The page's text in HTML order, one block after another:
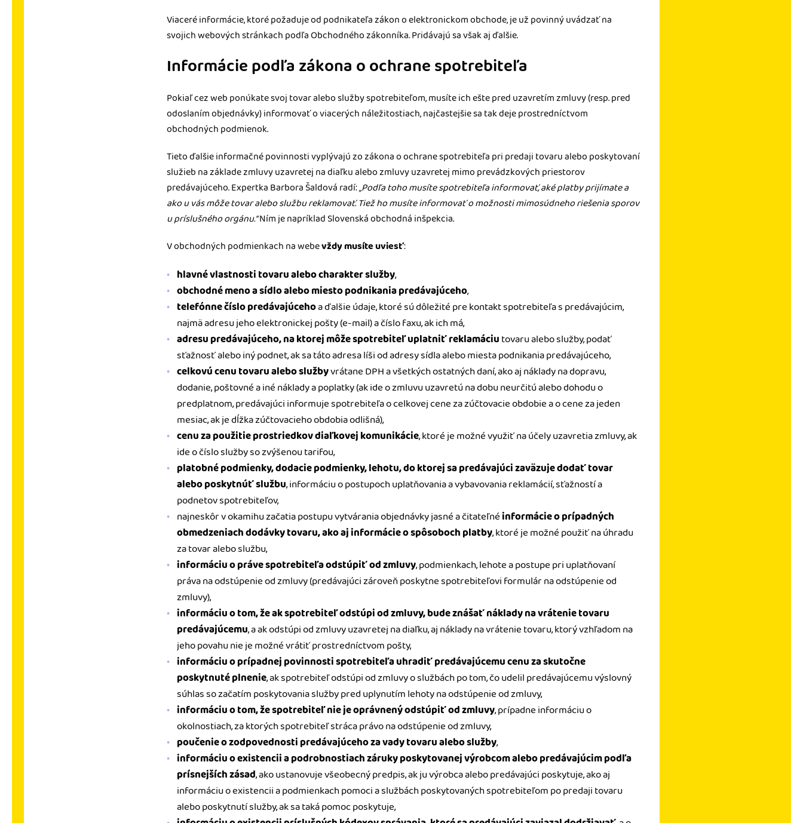
Viaceré informácie, ktoré požaduje od podnikateľa zákon o elektronickom obchode, je už povinný uvádzať na
svojich webových stránkach podľa Obchodného zákonníka. Pridávajú sa však aj ďalšie.
Informácie podľa zákona o ochrane spotrebiteľa
Pokiaľ cez web ponúkate svoj tovar alebo služby spotrebiteľom, musíte ich ešte pred uzavretím zmluvy (resp. pred
odoslaním objednávky) informovať o viacerých náležitostiach, najčastejšie sa tak deje prostredníctvom
obchodných podmienok.
Tieto ďalšie informačné povinnosti vyplývajú zo zákona o ochrane spotrebiteľa pri predaji tovaru alebo poskytovaní
služieb na základe zmluvy uzavretej na diaľku alebo zmluvy uzavretej mimo prevádzkových priestorov
predávajúceho. Expertka Barbora Šaldová radí:„Podľa toho musíte spotrebiteľa informovať, aké platby prijímate a
ako u vás môže tovar alebo službu reklamovať. Tiež ho musíte informovať o možnosti mimosúdneho riešenia sporov
u príslušného orgánu.“Ním je napríklad Slovenská obchodná inšpekcia.
V obchodných podmienkach na webevždy musíte uviesť:
hlavné vlastnosti tovaru alebo charakter služby,
obchodné meno a sídlo alebo miesto podnikania predávajúceho,
telefónne číslo predávajúcehoa ďalšie údaje, ktoré sú dôležité pre kontakt spotrebiteľa s predávajúcim,
najmä adresu jeho elektronickej pošty (e-mail) a číslo faxu, ak ich má,
adresu predávajúceho, na ktorej môže spotrebiteľ uplatniť reklamáciutovaru alebo služby, podať
sťažnosť alebo iný podnet, ak sa táto adresa líši od adresy sídla alebo miesta podnikania predávajúceho,
celkovú cenu tovaru alebo službyvrátane DPH a všetkých ostatných daní, ako aj náklady na dopravu,
dodanie, poštovné a iné náklady a poplatky (ak ide o zmluvu uzavretú na dobu neurčitú alebo dohodu o
predplatnom, predávajúci informuje spotrebiteľa o celkovej cene za zúčtovacie obdobie a o cene za jeden
mesiac, ak je dĺžka zúčtovacieho obdobia odlišná),
cenu za použitie prostriedkov diaľkovej komunikácie, ktoré je možné využiť na účely uzavretia zmluvy, ak
ide o číslo služby so zvýšenou tarifou,
platobné podmienky, dodacie podmienky, lehotu, do ktorej sa predávajúci zaväzuje dodať tovar
alebo poskytnúť službu, informáciu o postupoch uplatňovania a vybavovania reklamácií, sťažností a
podnetov spotrebiteľov,
najneskôr v okamihu začatia postupu vytvárania objednávky jasné a čitateľnéinformácie o prípadných
obmedzeniach dodávky tovaru, ako aj informácie o spôsoboch platby, ktoré je možné použiť na úhradu
za tovar alebo službu,
informáciu o práve spotrebiteľa odstúpiť od zmluvy, podmienkach, lehote a postupe pri uplatňovaní
práva na odstúpenie od zmluvy (predávajúci zároveň poskytne spotrebiteľovi formulár na odstúpenie od
zmluvy),
informáciu o tom, že ak spotrebiteľ odstúpi od zmluvy, bude znášať náklady na vrátenie tovaru
predávajúcemu, a ak odstúpi od zmluvy uzavretej na diaľku, aj náklady na vrátenie tovaru, ktorý vzhľadom na
jeho povahu nie je možné vrátiť prostredníctvom pošty,
informáciu o prípadnej povinnosti spotrebiteľa uhradiť predávajúcemu cenu za skutočne
poskytnuté plnenie, ak spotrebiteľ odstúpi od zmluvy o službách po tom, čo udelil predávajúcemu výslovný
súhlas so začatím poskytovania služby pred uplynutím lehoty na odstúpenie od zmluvy,
informáciu o tom, že spotrebiteľ nie je oprávnený odstúpiť od zmluvy, prípadne informáciu o
okolnostiach, za ktorých spotrebiteľ stráca právo na odstúpenie od zmluvy,
poučenie o zodpovednosti predávajúceho za vady tovaru alebo služby,
informáciu o existencii a podrobnostiach záruky poskytovanej výrobcom alebo predávajúcim podľa
prísnejších zásad, ako ustanovuje všeobecný predpis, ak ju výrobca alebo predávajúci poskytuje, ako aj
informáciu o existencii a podmienkach pomoci a službách poskytovaných spotrebiteľom po predaji tovaru
alebo poskytnutí služby, ak sa taká pomoc poskytuje,